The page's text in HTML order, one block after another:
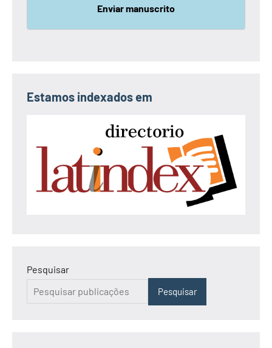
Enviar manuscrito
Estamos indexados em
Pesquisar
Pesquisar